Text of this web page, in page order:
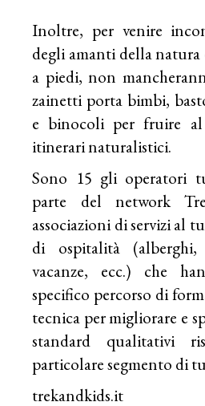
Inoltre, per venire
degli amanti della natura
a piedi, non
zainetti porta bimbi,
e binocoli per fruire
itinerari naturalistici.
Sono 15 gli operatori
parte del network
associazioni di servizi al
di ospitalità (alberghi,
vacanze, ecc.) che
specifico percorso di
tecnica per migliorare e
standard qualitativi
particolare segmento di
trekandkids.it